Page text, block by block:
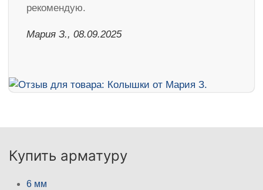
рекомендую.
Мария З., 08.09.2025
Купить арматуру
6 мм